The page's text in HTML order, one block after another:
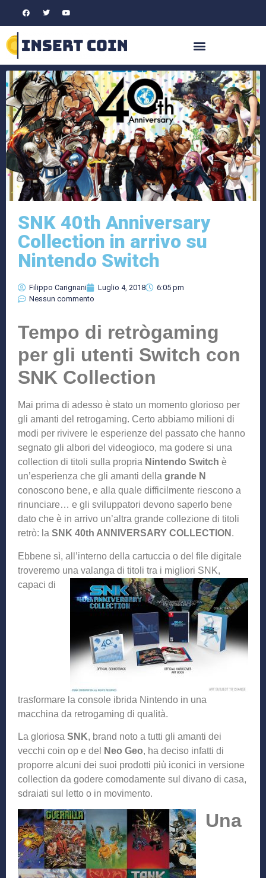
SNK 40th Anniversary
Collection in arrivo su
Nintendo Switch
Filippo Carignani Luglio 4, 2018
6:05 pm
Nessun commento
Tempo di retrògaming
per gli utenti Switch con
SNK Collection
Mai prima di adesso è stato un momento glorioso per
gli amanti del retrogaming. Certo abbiamo milioni di
modi per rivivere le esperienze del passato che hanno
segnato gli albori del videogioco, ma godere si una
collection di titoli sulla propria Nintendo Switch è
un’esperienza che gli amanti della grande N
conoscono bene, e alla quale difficilmente riescono a
rinunciare… e gli sviluppatori devono saperlo bene
dato che è in arrivo un’altra grande collezione di titoli
retrò: la SNK 40th ANNIVERSARY COLLECTION .
Ebbene sì, all’interno della cartuccia o del file digitale
troveremo una valanga di titoli tra i migliori SNK,
capaci di
trasformare la console ibrida Nintendo in una
macchina da retrogaming di qualità.
La gloriosa SNK, brand noto a tutti gli amanti dei
vecchi coin op e del
Neo Geo, ha deciso infatti di
proporre alcuni dei suoi prodotti più iconici in versione
collection da godere comodamente sul divano di casa,
sdraiati sul letto o in movimento.
Una